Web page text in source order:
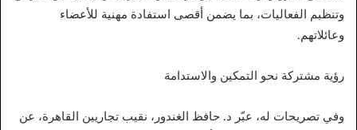
وتنظيم الفعاليات، بما يضمن أقصى استفادة مهنية للأعضاء
وعائلاتهم.
رؤية مشتركة نحو التمكين والاستدامة
وفي تصريحات له، عبّر د. حافظ الغندور، نقيب تجاريين القاهرة، عن